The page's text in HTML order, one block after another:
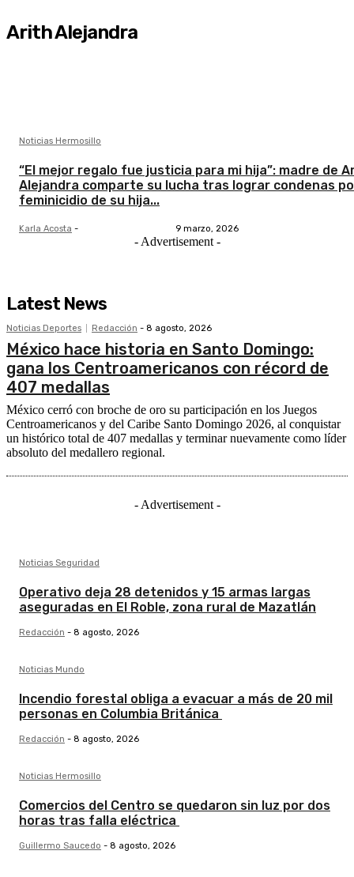
Arith Alejandra
Noticias Hermosillo
“El mejor regalo fue justicia para mi hija”: madre de
Alejandra comparte su lucha tras lograr condenas
feminicidio de su hija...
Karla Acosta - 9 marzo, 2026
- Advertisement -
Latest News
Noticias Deportes Redacción - 8 agosto, 2026
México hace historia en Santo Domingo:
gana los Centroamericanos con récord de
407 medallas
México cerró con broche de oro su participación en los Juegos
Centroamericanos y del Caribe Santo Domingo 2026, al conquistar
un histórico total de 407 medallas y terminar nuevamente como líder
absoluto del medallero regional.
- Advertisement -
Noticias Seguridad
Operativo deja 28 detenidos y 15 armas largas
aseguradas en El Roble, zona rural de Mazatlán
Redacción - 8 agosto, 2026
Noticias Mundo
Incendio forestal obliga a evacuar a más de 20 mil
personas en Columbia Británica
Redacción - 8 agosto, 2026
Noticias Hermosillo
Comercios del Centro se quedaron sin luz por dos
horas tras falla eléctrica
Guillermo Saucedo - 8 agosto, 2026